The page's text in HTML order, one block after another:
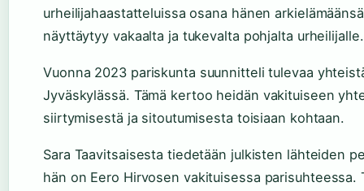
urheilijahaastatteluissa osana hänen
näyttäytyy vakaalta ja tukevalta pohjalta urheilijalle.
Vuonna 2023 pariskunta suunnitteli tulevaa
Jyväskylässä. Tämä kertoo heidän vakituiseen
siirtymisestä ja sitoutumisesta toisiaan kohtaan.
Sara Taavitsaisesta tiedetään julkisten lähteiden
hän on Eero Hirvosen vakituisessa parisuhteessa.